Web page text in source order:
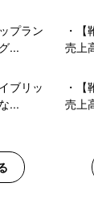
プラン
...
ブリッ
...
・
売上
・
売上